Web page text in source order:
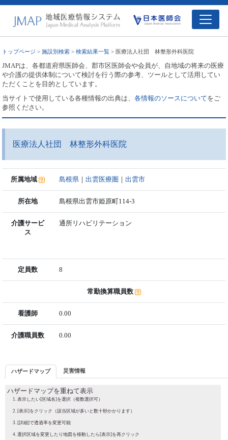
トップページ >施設別検索 >検索結果一覧 > 医療法人社団 林整形外科医院
JMAPは、各都道府県医師会、郡市区医師会や会員が、自地域の将来の医療
や介護の提供体制について検討を行う際の参考、ツールとして活用してい
ただくことを目的としています。
当サイトで使用している各種情報の出典は、各情報のソースについてをご
参照ください。
医療法人社団 林整形外科医院
所属地域 島根県 ｜出雲医療圏 ｜出雲市
所在地 島根県出雲市姫原町114-3
介護サービ
ス
通所リハビリテーション
定員数 8
常勤換算職員数
看護師 0.00
介護職員数 0.00
ハザードマップ 災害情報
ハザードマップを重ねて表示
表示したい[区域名]を選択（複数選択可）
[表示]をクリック（該当区域が多いと数十秒かかります）
[詳細]で透過率を変更可能
選択区域を変更したり地図を移動したら[表示]を再クリック